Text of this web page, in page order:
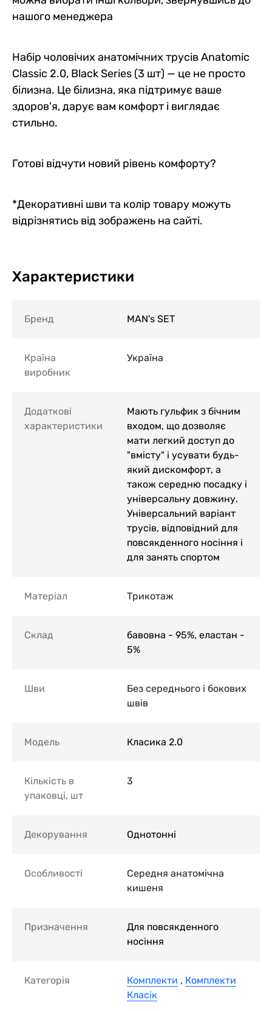
нашого менеджера
Набір чоловічих анатомічних трусів Anatomic
Classic 2.0, Black Series (3 шт) — це не просто
білизна. Це білизна, яка підтримує ваше
здоров'я, дарує вам комфорт і виглядає
стильно.
Готові відчути новий рівень комфорту?
*Декоративні шви та колір товару можуть
відрізнятись від зображень на сайті.
Характеристики
Бренд MAN's SET
Країна
виробник
Україна
Додаткові
характеристики
Мають гульфик з бічним
входом, що дозволяє
мати легкий доступ до
"вмісту" і усувати будь-
який дискомфорт, а
також середню посадку і
універсальну довжину.
Універсальний варіант
трусів, відповідний для
повсякденного носіння і
для занять спортом
Матеріал Трикотаж
Склад
бавовна - 95%, еластан -
5%
Шви
Без середнього і бокових
швів
Модель Класика 2.0
Кількість в
упаковці, шт
3
Декорування Однотонні
Особливості
Середня анатомічна
кишеня
Призначення
Для повсякденного
носіння
Категорія Комплекти , Комплекти
Класік